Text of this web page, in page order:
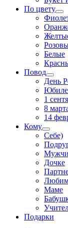
По цвету
Белые
Повод
День
1
8
14
Кому
Себе)
Дочке
Маме
Подарки